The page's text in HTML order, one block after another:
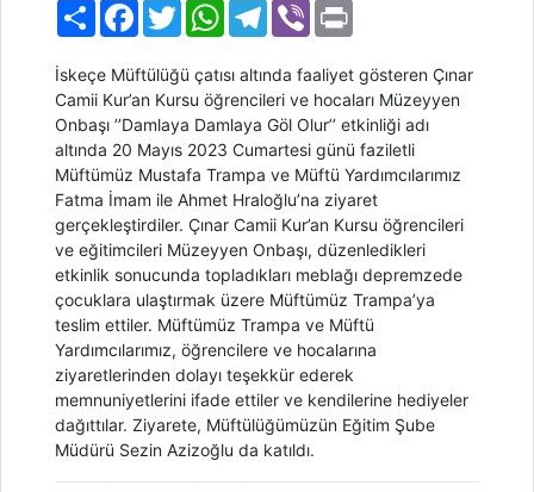
PaylaşFacebook
TwitterWhatsAppTelegram
Viber
İskeçe Müftülüğü çatısı altında faaliyet gösteren Çınar
Camii Kur’an Kursu öğrencileri ve hocaları Müzeyyen
Onbaşı ’’Damlaya Damlaya Göl Olur’’ etkinliği adı
altında 20 Mayıs 2023 Cumartesi günü faziletli
Müftümüz Mustafa Trampa ve Müftü Yardımcılarımız
Fatma İmam ile Ahmet Hraloğlu’na ziyaret
gerçekleştirdiler. Çınar Camii Kur’an Kursu öğrencileri
ve eğitimcileri Müzeyyen Onbaşı, düzenledikleri
etkinlik sonucunda topladıkları meblağı depremzede
çocuklara ulaştırmak üzere Müftümüz Trampa’ya
teslim ettiler. Müftümüz Trampa ve Müftü
Yardımcılarımız, öğrencilere ve hocalarına
ziyaretlerinden dolayı teşekkür ederek
memnuniyetlerini ifade ettiler ve kendilerine hediyeler
dağıttılar. Ziyarete, Müftülüğümüzün Eğitim Şube
Müdürü Sezin Azizoğlu da katıldı.